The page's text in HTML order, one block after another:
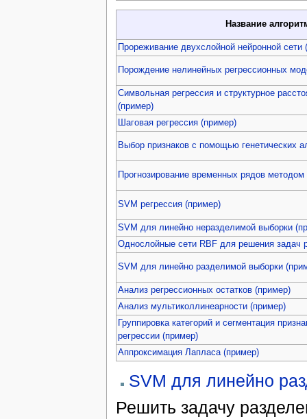
Название
Прореживание двухслойной нейронной сети
Порождение нелинейных регрессионных
Символьная регрессия и структурное
(пример)
Шаговая регрессия (пример)
Выбор признаков с помощью генетических
Прогнозирование временных рядов
SVM регрессия (пример)
SVM для линейно неразделимой выборки
Однослойные сети RBF для решения задач
SVM для линейно разделимой выборки
Анализ регрессионных остатков (пример)
Анализ мультиколлинеарности (пример)
Группировка категорий и сегментация
регрессии (пример)
Аппроксимация Лапласа (пример)
SVM для линейно
Решить задачу